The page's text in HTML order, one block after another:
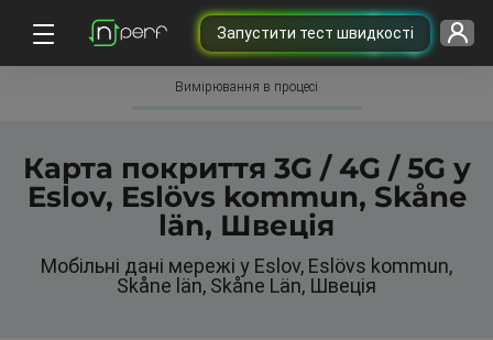
Запустити тест швидкості
Вимірювання в процесі
Карта покриття 3G / 4G / 5G у
Eslov, Eslövs kommun, Skåne
län, Швеція
Мобільні дані мережі у Eslov, Eslövs kommun,
Skåne län, Skåne Län, Швеція